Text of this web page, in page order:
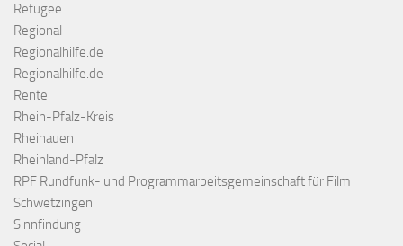
Refugee
Regional
Regionalhilfe.de
Regionalhilfe.de
Rente
Rhein-Pfalz-Kreis
Rheinauen
Rheinland-Pfalz
RPF Rundfunk- und Programmarbeitsgemeinschaft für Film
Schwetzingen
Sinnfindung